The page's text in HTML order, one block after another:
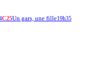
C25Un gars, une fille19h35